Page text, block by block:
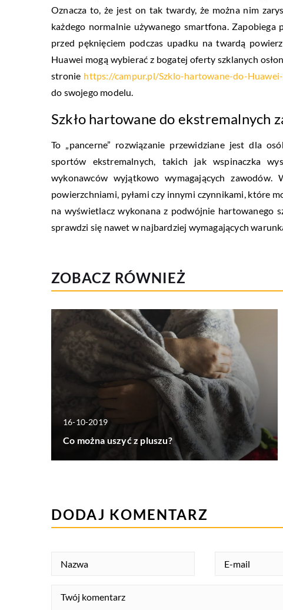
Oznacza to, że jest on tak twardy, że można nim
każdego normalnie używanego smartfona.
przed pęknięciem podczas upadku na twardą
Huawei mogą wybierać z bogatej oferty szklanych
stronie https://campur.pl/Szklo-hartowane-do-
do swojego modelu.
Szkło hartowane do ekstremalnych
To „pancerne” rozwiązanie przewidziane jest dla
sportów ekstremalnych, takich jak wspinaczka
wykonawców wyjątkowo wymagających
powierzchniami, pyłami czy innymi czynnikami, które
na wyświetlacz wykonana z podwójnie hartowanego
sprawdzi się nawet w najbardziej wymagających
ZOBACZ RÓWNIEŻ
16-10-2019
Co można uszyć z pluszu?
DODAJ KOMENTARZ